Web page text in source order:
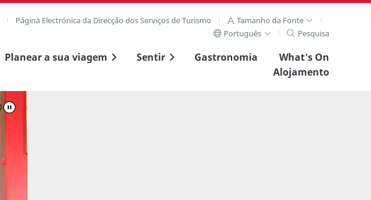
Página Electrónica da Direcção dos Serviços de Turismo
Tamanho da Fonte
Português
Pesquisa
Planear a sua viagem Sentir Gastronomia
What's On
Alojamento